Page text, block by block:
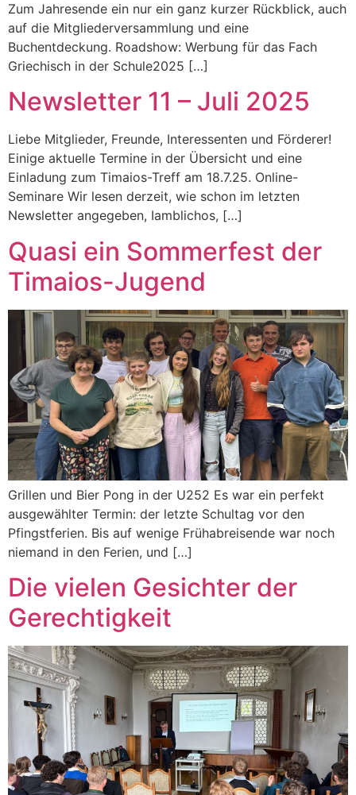
Zum Jahresende ein nur ein ganz kurzer Rückblick, auch
auf die Mitgliederversammlung und eine
Buchentdeckung. Roadshow: Werbung für das Fach
Griechisch in der Schule2025 […]
Newsletter 11 – Juli 2025
Liebe Mitglieder, Freunde, Interessenten und Förderer!
Einige aktuelle Termine in der Übersicht und eine
Einladung zum Timaios-Treff am 18.7.25. Online-
Seminare Wir lesen derzeit, wie schon im letzten
Newsletter angegeben, Iamblichos, […]
Quasi ein Sommerfest der
Timaios-Jugend
Grillen und Bier Pong in der U252 Es war ein perfekt
ausgewählter Termin: der letzte Schultag vor den
Pfingstferien. Bis auf wenige Frühabreisende war noch
niemand in den Ferien, und […]
Die vielen Gesichter der
Gerechtigkeit